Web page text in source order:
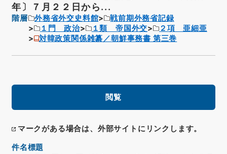
年〕７月２２日から...
階層 外務省外交史料館
戦前期外務省記録
１門 政治
１類 帝国外交
２項 亜細亜
対韓政策関係雑纂／朝鮮事務書 第三巻
閲覧
マークがある場合は、外部サイトにリンクします。
件名標題